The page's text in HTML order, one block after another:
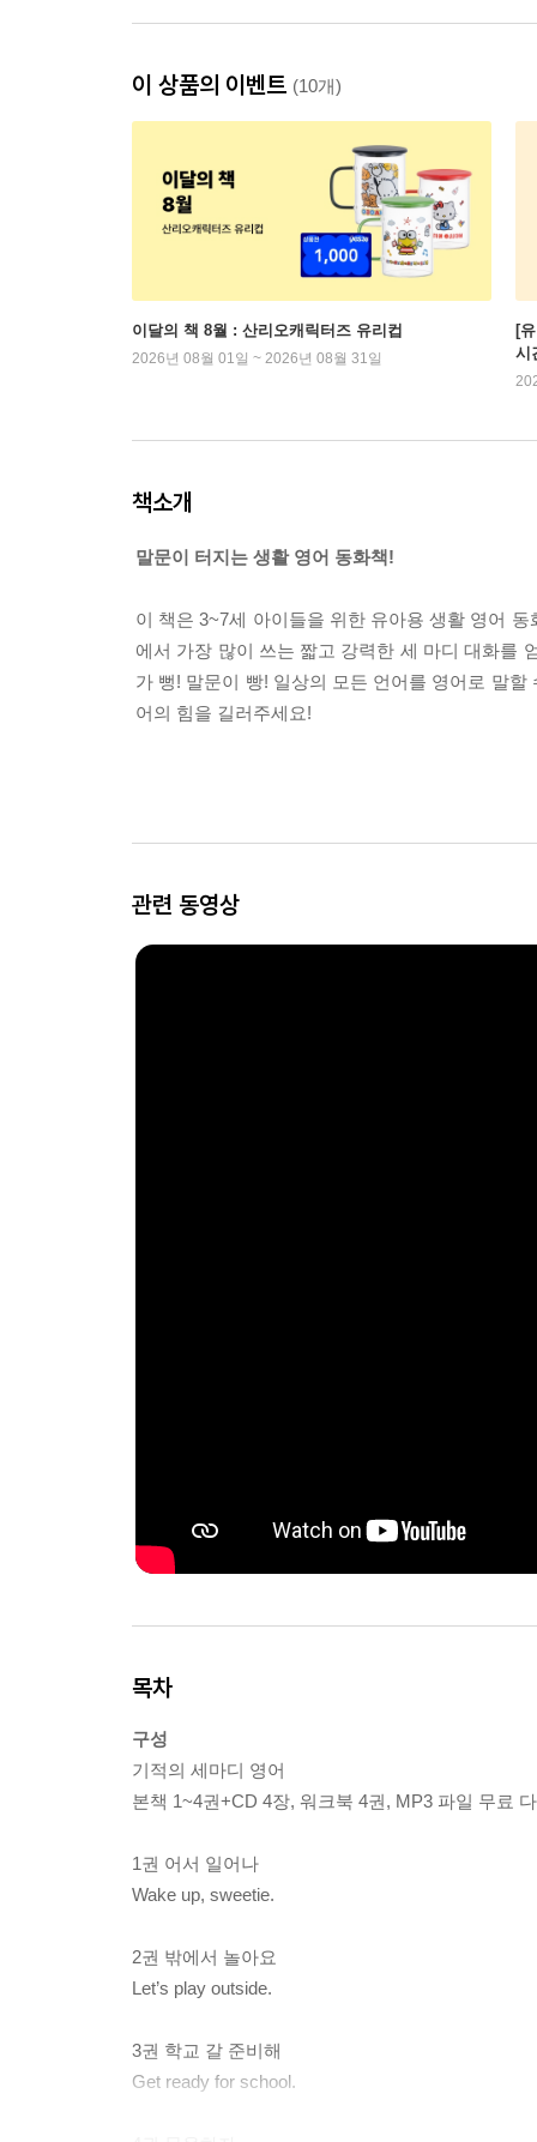
이 상품의 이벤트 (10개)
이달의 책 8월 : 산리오캐릭터즈 유리컵
2026년 08월 01일 ~ 2026년 08월 31일
[
시
책소개
말문이 터지는 생활 영어 동화책!
이 책은 3~7세 아이들을 위한 유아용 생활 영어
에서 가장 많이 쓰는 짧고 강력한 세 마디 대화를
가 뻥! 말문이 빵! 일상의 모든 언어를 영어로 말
어의 힘을 길러주세요!
관련 동영상
목차
구성
기적의 세마디 영어
본책 1~4권+CD 4장, 워크북 4권, MP3 파일 무료
1권 어서 일어나
Wake up, sweetie.
2권 밖에서 놀아요
Let’s play outside.
3권 학교 갈 준비해
Get ready for school.